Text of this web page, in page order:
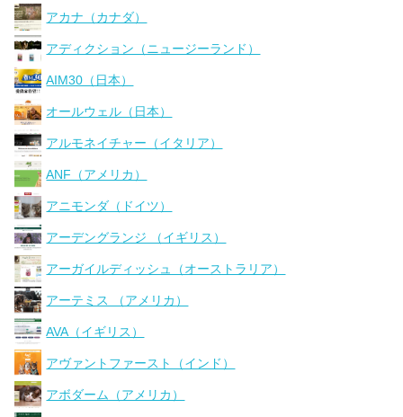
アカナ（カナダ）
アディクション（ニュージーランド）
AIM30（日本）
オールウェル（日本）
アルモネイチャー（イタリア）
ANF（アメリカ）
アニモンダ（ドイツ）
アーデングランジ （イギリス）
アーガイルディッシュ（オーストラリア）
アーテミス （アメリカ）
AVA（イギリス）
アヴァントファースト（インド）
アボダーム（アメリカ）